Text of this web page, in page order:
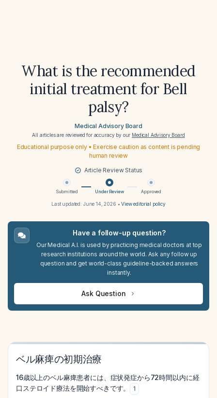
What is the recommended
initial treatment for Bell
palsy?
Medical Advisory Board
All articles are reviewed for accuracy by our Medical Advisory Board
Educational purpose only • Exercise caution as content is pending
human review
Article Review Status
Submitted Under Review Approved
Last updated: June 14, 2026 •View editorial policy
Have a follow-up question?
Our Medical A.I. is used by practicing medical doctors at top
research institutions around the world. Ask any follow up
question and get world-class guideline-backed answers
instantly.
Ask Question
ベル麻痺の初期治療
16歳以上のベル麻痺患者には、症状発症から72時間以内に経
口ステロイド療法を開始すべきです。
1